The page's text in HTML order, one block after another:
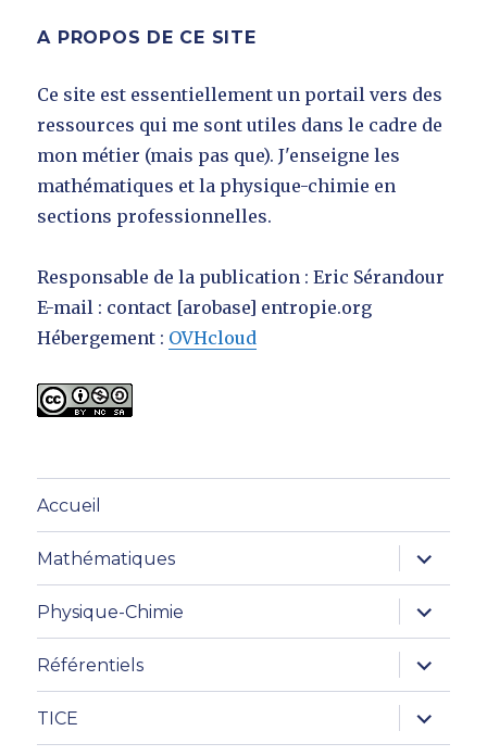
A PROPOS DE CE SITE
Ce site est essentiellement un portail vers des
ressources qui me sont utiles dans le cadre de
mon métier (mais pas que). J'enseigne les
mathématiques et la physique-chimie en
sections professionnelles.
Responsable de la publication : Eric Sérandour
E-mail : contact [arobase] entropie.org
Hébergement : OVHcloud
Accueil
Mathématiques
ouvrir
le
sous-
menu
Physique-Chimie
ouvrir
le
sous-
menu
Référentiels
ouvrir
le
sous-
menu
TICE
ouvrir
le
sous-